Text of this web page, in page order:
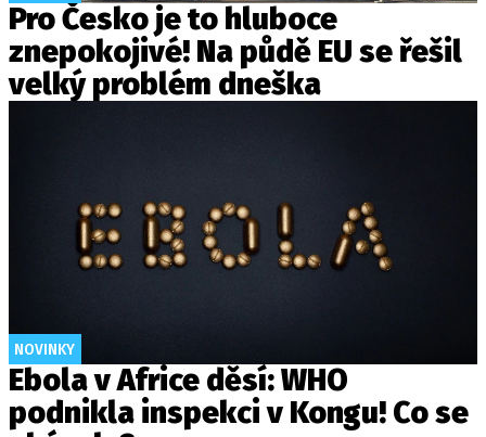
Pro Česko je to hluboce
znepokojivé! Na půdě EU se řešil
velký problém dneška
NOVINKY
Ebola v Africe děsí: WHO
podnikla inspekci v Kongu! Co se